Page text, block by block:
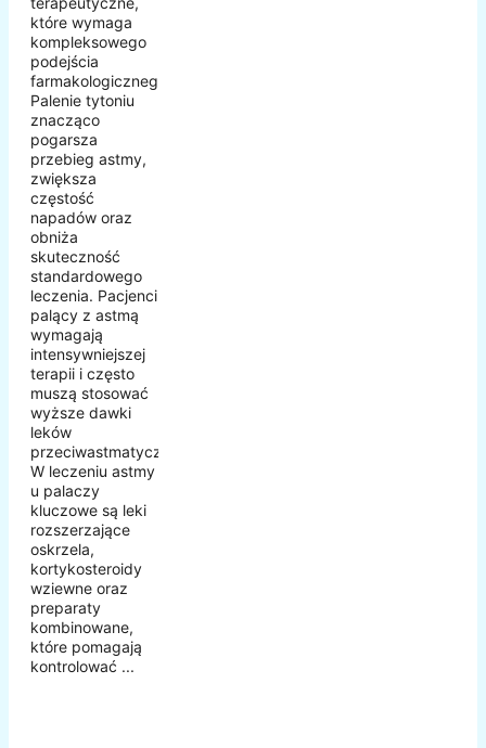
które wymaga
kompleksowego
podejścia
farmakologicznego.
Palenie tytoniu
znacząco
pogarsza
przebieg astmy,
zwiększa
częstość
napadów oraz
obniża
skuteczność
standardowego
leczenia. Pacjenci
palący z astmą
wymagają
intensywniejszej
terapii i często
muszą stosować
wyższe dawki
leków
przeciwastmatycznych.
W leczeniu astmy
u palaczy
kluczowe są leki
rozszerzające
oskrzela,
kortykosteroidy
wziewne oraz
preparaty
kombinowane,
które pomagają
kontrolować ...